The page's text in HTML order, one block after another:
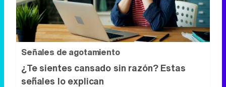
Señales de agotamiento
¿Te sientes cansado sin razón? Estas
señales lo explican